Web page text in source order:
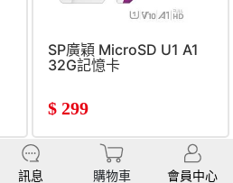
SP廣穎 MicroSD U1 A1
32G記憶卡
$ 299
訊息 購物車 會員中心